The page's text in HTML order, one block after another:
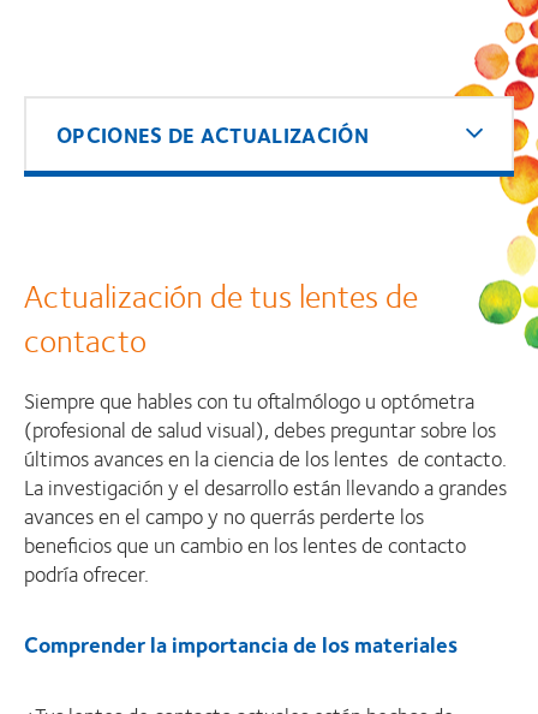
OPCIONES DE ACTUALIZACIÓN
Actualización de tus lentes de
contacto
Siempre que hables con tu oftalmólogo u optómetra
(profesional de salud visual), debes preguntar sobre los
últimos avances en la ciencia de los lentes de contacto.
La investigación y el desarrollo están llevando a grandes
avances en el campo y no querrás perderte los
beneficios que un cambio en los lentes de contacto
podría ofrecer.
Comprender la importancia de los materiales